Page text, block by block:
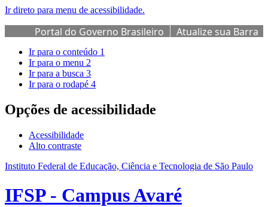
Ir direto para menu de acessibilidade.
Portal do Governo Brasileiro
Atualize sua Barra
de Governo
Ir para o conteúdo 1
Ir para o menu 2
Ir para a busca 3
Ir para o rodapé 4
Opções de acessibilidade
Acessibilidade
Alto contraste
Instituto Federal de Educação, Ciência e Tecnologia de São Paulo
IFSP - Campus Avaré